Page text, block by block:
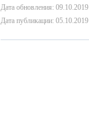
Дата обновления: 09.10.2019
Дата публикации: 05.10.2019